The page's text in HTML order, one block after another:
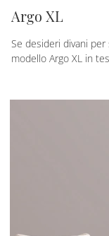
Argo XL
Se desideri divani
modello Argo XL in